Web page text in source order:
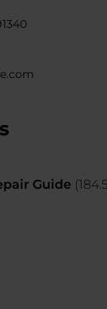
Guide